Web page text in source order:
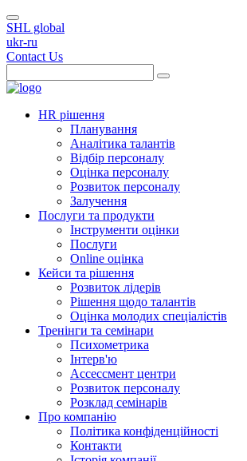
SHL global
ukr-ru
Contact Us
HR рішення
Планування
Аналітика талантів
Відбір персоналу
Оцінка персоналу
Розвиток персоналу
Залучення
Послуги та продукти
Інструменти оцінки
Послуги
Online оцінка
Кейси та рішення
Розвиток лідерів
Рішення щодо талантів
Оцінка молодих спеціалістів
Тренінги та семінари
Психометрика
Iнтерв'ю
Ассессмент центри
Розвиток персоналу
Розклад семінарів
Про компанію
Політика конфіденційності
Контакти